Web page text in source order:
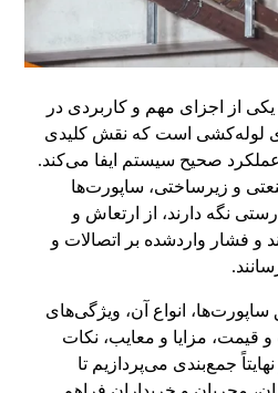
از اجزای مهم و کاربردی در
لوله‌کشی است که نقش کلیدی
صحیح سیستم ایفا می‌کند.
و زیرساختی، ساپورت‌ها
نگه دارند، از ارتعاش و
و فشار واردشده بر اتصالات و
ساپورت‌ها، انواع آن، ویژگی‌های
قیمت، مزایا و معایب، نکات
جمع‌بندی می‌پردازیم تا